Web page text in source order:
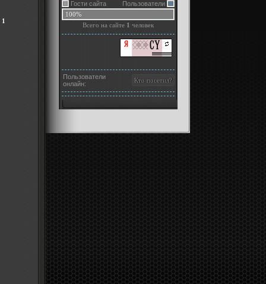
Гости сайта
Пользователи
100%
Всего на сайте 1 человек
Пользователи
онлайн: